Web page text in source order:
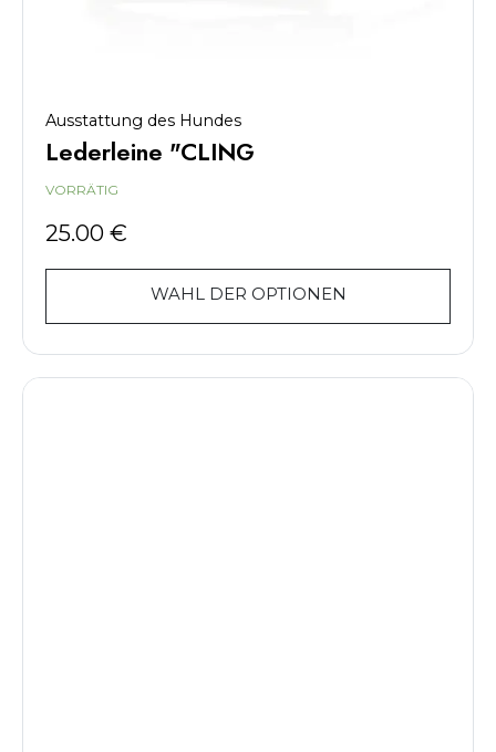
Ausstattung des Hundes
Lederleine "CLING
VORRÄTIG
25.00 €
WAHL DER OPTIONEN